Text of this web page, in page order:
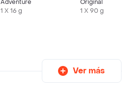
Adventure
1 X 16 g
Original
1 X 90 g
Ver más